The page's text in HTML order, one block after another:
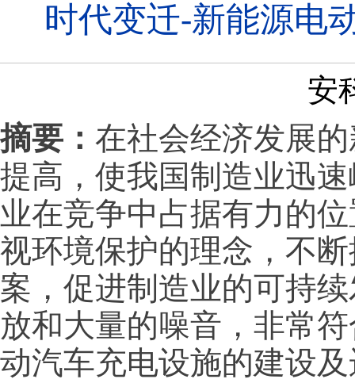
时代变迁-新能源电
安
摘要： 在社会经济发展
提高，使我国制造业迅
业在竞争中占据有力的
视环境保护的理念，不
案，促进制造业的可持
放和大量的噪音，非常
动汽车充电设施的建设